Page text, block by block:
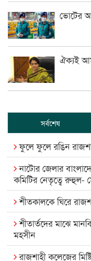
ভোটের
ঐক্যই
সর্বশেষ
ফুলে ফুলে রঙিন
নাটোর জেলার
কমিটির নেতৃত্বে রুহুল-
শীতকালকে ঘিরে
শীতার্তদের মাঝে
মহসীন
রাজশাহী কলেজের